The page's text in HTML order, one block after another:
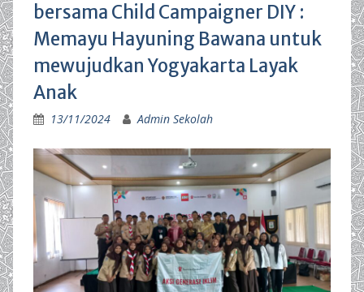
bersama Child Campaigner DIY :
Memayu Hayuning Bawana untuk
mewujudkan Yogyakarta Layak
Anak
13/11/2024 Admin Sekolah